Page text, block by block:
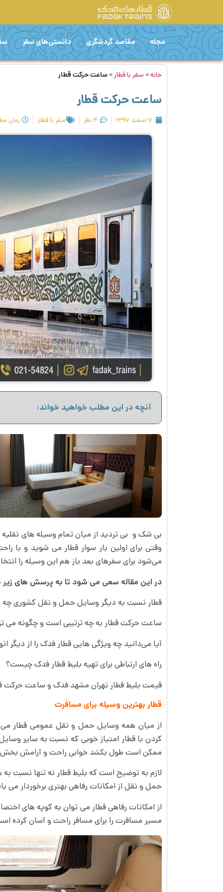
مجله مقاصد گردشگری دانستی‌های سفر
خانه> سفر با قطار > ساعت حرکت قطار
ساعت حرکت قطار
۷ اسفند ۱۳۹۷ ۴ نظر سفر با قطار زمان
آنچه در این مطلب خواهید خواند:
بی شک و ‏ بی تردید از میان تمام وسیله های
وقتی برای اولین بار سوار قطار می شوید و
می‌شود برای سفرهای بعد باز هم این وسیله را
در این مقاله سعی می شود تا به پرسش های
قطار نسبت به دیگر وسایل حمل و نقل کشوری چه
ساعت حرکت قطار به چه ترتیبی است و چگونه می
آیا می‌دانید چه ویژگی هایی قطار فدک را از دیگر
راه های ارتباطی برای تهیه بلیط قطار فدک چیست؟
قیمت بلیط قطار تهران مشهد فدک و ساعت حرکت
قطار بهترین وسیله برای مسافرت
از میان همه وسایل حمل و نقل عمومی قطار
کردن با قطار امتیاز خوبی که نسبت به سایر
ممکن است طول بکشد خوابی راحت و آرامش بخش
لازم به توضیح است که بلیط قطار نه تنها نسبت به
حمل و نقل از امکانات رفاهی بهتری برخوردار می
از امکانات رفاهی قطار می توان به کوپه های
مسیر مسافرت را برای مسافر راحت و آسان کرده